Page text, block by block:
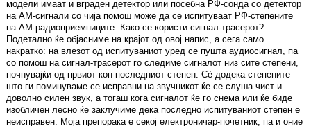
модели имаат и вграден детектор или посебна РФ-сонда со детектор
на АМ-сигнали со чија помош може да се испитуваат РФ-степените
на АМ-радиоприемниците. Како се користи сигнал-трасерот?
Подетално ќе објасниме на крајот од овој напис, а сега само
накратко: на влезот од испитуваниот уред се пушта аудиосигнал, па
со помош на сигнал-трасерот го следиме сигналот низ сите степени,
почнувајќи од првиот кон последниот степен. Сè додека степените
што ги поминуваме се исправни на звучникот ќе се слуша чист и
доволно силен звук, а тогаш кога сигналот ќе го снема или ќе биде
изобличен лесно ќе заклучиме дека последно испитуваниот степен е
неисправен. Моја препорака е секој електроничар-почетник, па и оние